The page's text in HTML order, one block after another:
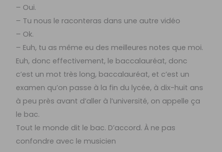
– Oui.
– Tu nous le raconteras dans une autre vidéo
– Ok.
– Euh, tu as même eu des meilleures notes que moi.
Euh, donc effectivement, le baccalauréat, donc
c’est un mot très long, baccalauréat, et c’est un
examen qu’on passe à la fin du lycée, à dix-huit ans
à peu près avant d’aller à l’université, on appelle ça
le bac.
Tout le monde dit le bac. D’accord. À ne pas
confondre avec le musicien